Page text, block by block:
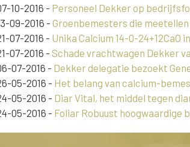
10-2016 - Personeel Dekker op
09-2016 - Groenbemesters die
07-2016 - Unika Calcium 14-0-24+12CaO
07-2016 - Schade vrachtwagen Dekker
07-2016 - Dekker delegatie bezoekt
05-2016 - Het belang van calcium-
05-2016 - Diar Vital, het middel tegen
05-2016 - Foliar Robuust hoogwaardige